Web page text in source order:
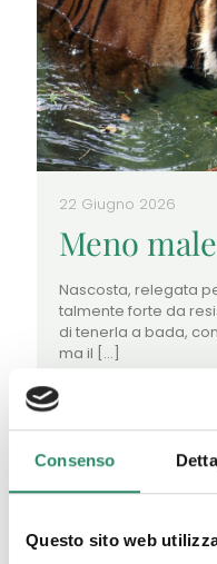
Consenso
Questo sito web
22 Giugno 2026
Meno
Nascosta, relegata
talmente forte da
di tenerla a bada,
ma il […]